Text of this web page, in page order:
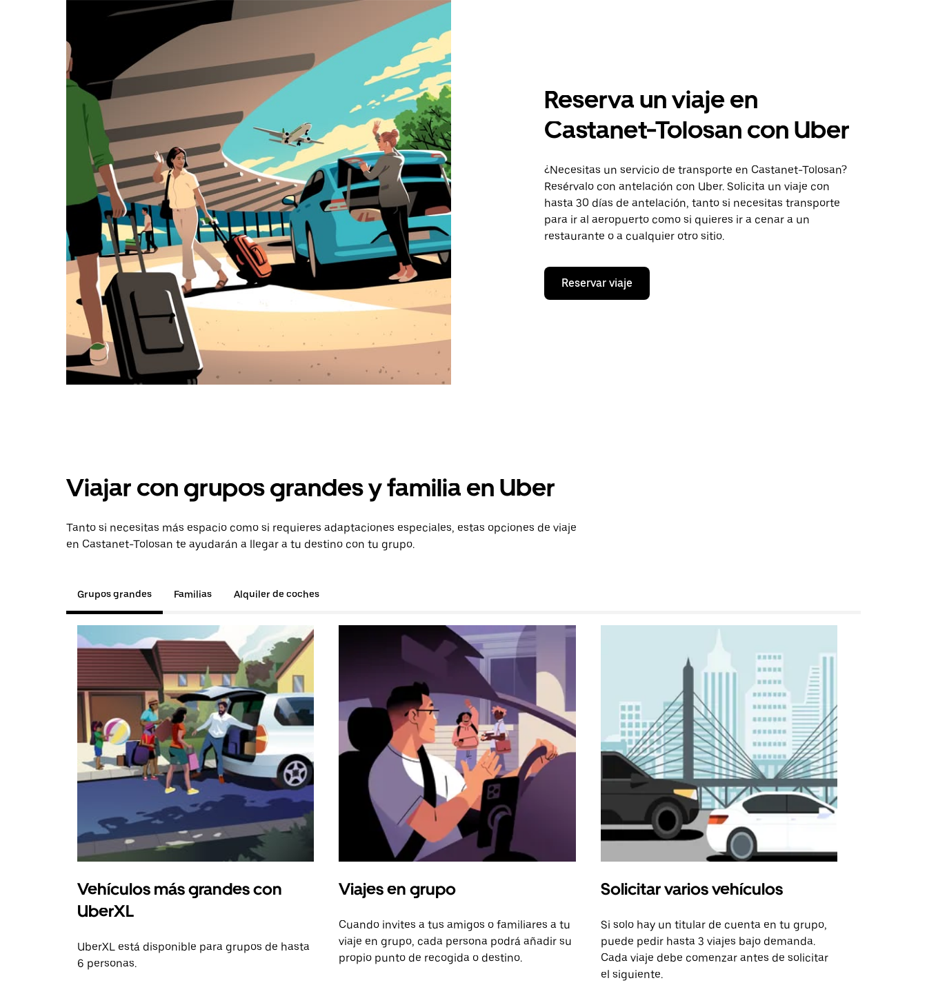
Reserva un viaje en
Castanet-Tolosan con Uber
¿Necesitas un servicio de transporte en Castanet-Tolosan?
Resérvalo con antelación con Uber. Solicita un viaje con
hasta 30 días de antelación, tanto si necesitas transporte
para ir al aeropuerto como si quieres ir a cenar a un
restaurante o a cualquier otro sitio.
Reservar viaje
Viajar con grupos grandes y familia en Uber
Tanto si necesitas más espacio como si requieres adaptaciones especiales, estas opciones de viaje
en Castanet-Tolosan te ayudarán a llegar a tu destino con tu grupo.
Grupos grandes Familias Alquiler de coches
Vehículos más grandes con
UberXL
UberXL está disponible para grupos de hasta
6 personas.
Viajes en grupo
Cuando invites a tus amigos o familiares a tu
viaje en grupo, cada persona podrá añadir su
propio punto de recogida o destino.
Solicitar varios vehículos
Si solo hay un titular de cuenta en tu grupo,
puede pedir hasta 3 viajes bajo demanda.
Cada viaje debe comenzar antes de solicitar
el siguiente.